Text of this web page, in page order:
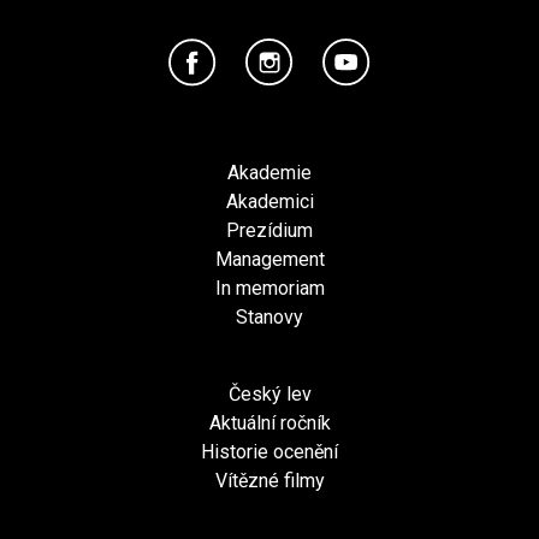
Akademie
Akademici
Prezídium
Management
In memoriam
Stanovy
Český lev
Aktuální ročník
Historie ocenění
Vítězné filmy